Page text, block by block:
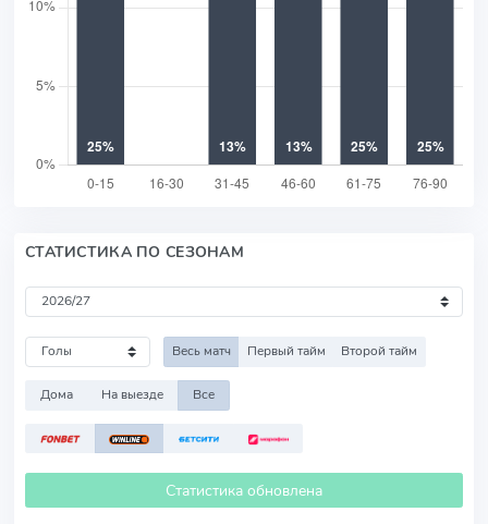
СТАТИСТИКА ПО СЕЗОНАМ
Весь матч Первый тайм Второй тайм
Дома На выезде Все
Статистика обновлена